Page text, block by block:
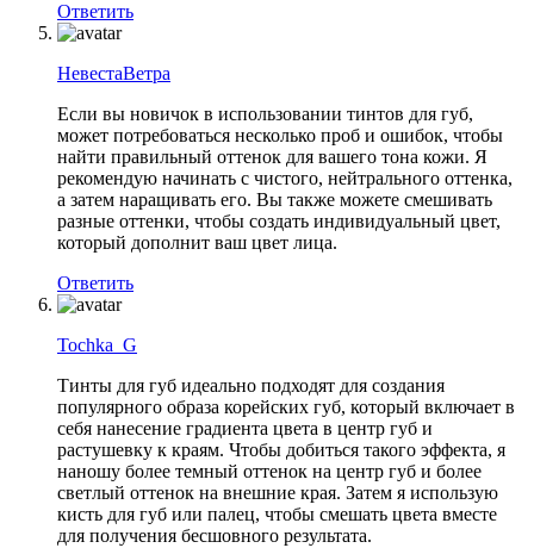
Ответить
НевестаВетра
Если вы новичок в использовании тинтов для губ,
может потребоваться несколько проб и ошибок, чтобы
найти правильный оттенок для вашего тона кожи. Я
рекомендую начинать с чистого, нейтрального оттенка,
а затем наращивать его. Вы также можете смешивать
разные оттенки, чтобы создать индивидуальный цвет,
который дополнит ваш цвет лица.
Ответить
Tochka_G
Тинты для губ идеально подходят для создания
популярного образа корейских губ, который включает в
себя нанесение градиента цвета в центр губ и
растушевку к краям. Чтобы добиться такого эффекта, я
наношу более темный оттенок на центр губ и более
светлый оттенок на внешние края. Затем я использую
кисть для губ или палец, чтобы смешать цвета вместе
для получения бесшовного результата.